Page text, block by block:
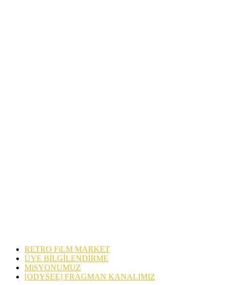
RETRO FiLM MARKET
ÜYE BİLGİLENDİRME
MiSYONUMUZ
[ODYSEE] FRAGMAN KANALIMIZ